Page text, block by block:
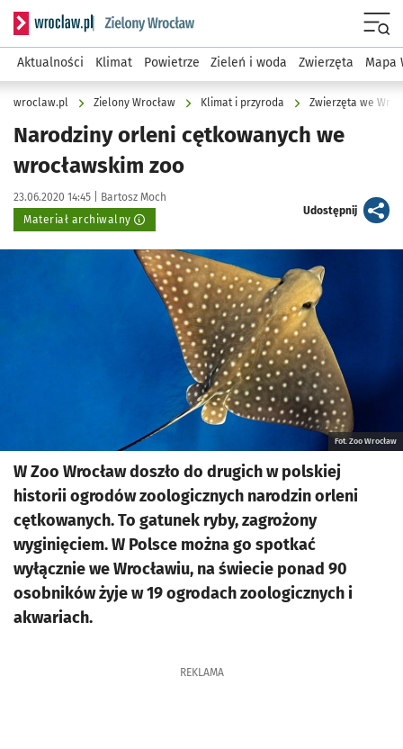
Serwis informacyjny wroclaw.pl podserwis: Środowisko we
Aktualności Klimat Powietrze Zieleń i woda Zwierzęta Mapa
wroclaw.pl Zielony Wrocław Klimat i przyroda Zwierzęta we
Narodziny orleni cętkowanych we
wrocławskim zoo
Data publikacji:
23.06.2020 14:45 | Autor:
Bartosz Moch
Materiał archiwalny
Udostępnijartykuł
Kliknij, aby powiększyć
Fot. Zoo Wrocław
W Zoo Wrocław doszło do drugich w polskiej
historii ogrodów zoologicznych narodzin orleni
cętkowanych. To gatunek ryby, zagrożony
wyginięciem. W Polsce można go spotkać
wyłącznie we Wrocławiu, na świecie ponad 90
osobników żyje w 19 ogrodach zoologicznych i
akwariach.
REKLAMA